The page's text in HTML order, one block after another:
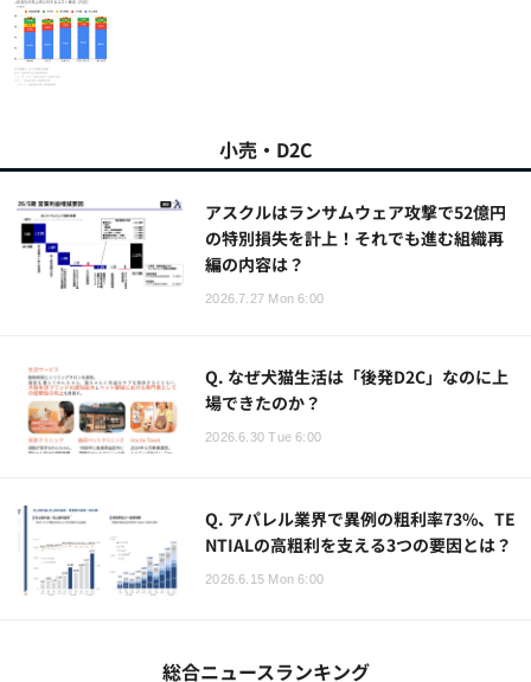
小売・D2C
アスクルはランサムウェア攻撃で52億円
の特別損失を計上！それでも進む組織再
編の内容は？
2026.7.27 Mon 6:00
Q. なぜ犬猫生活は「後発D2C」なのに上
場できたのか？
2026.6.30 Tue 6:00
Q. アパレル業界で異例の粗利率73%、TE
NTIALの高粗利を支える3つの要因とは？
2026.6.15 Mon 6:00
総合ニュースランキング